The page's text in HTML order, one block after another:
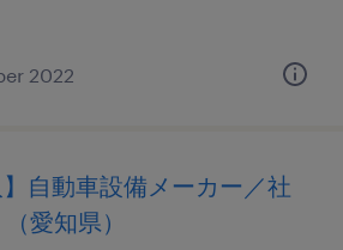
2022
】自動車設備メーカー／社
愛知県）